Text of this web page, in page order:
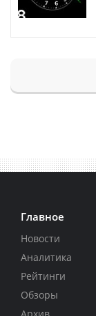
Главное
Новости
Аналитика
Рейтинги
Обзоры